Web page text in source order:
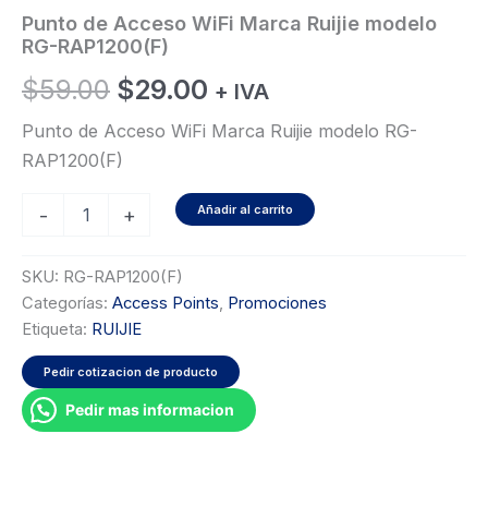
Punto de Acceso WiFi Marca Ruijie modelo
RG-RAP1200(F)
$59.00 El
precio
original
era:
$59.00.
$29.00 El
precio
es:
+ IVA
Punto de Acceso WiFi Marca Ruijie modelo RG-
RAP1200(F)
-
WiFi
Ruijie
modelo
RG-
RAP1200(F)
cantidad
+ Añadir al carrito
SKU: RG-RAP1200(F)
Categorías: Access Points, Promociones
Etiqueta: RUIJIE
Pedir cotizacion de producto
Pedir mas informacion